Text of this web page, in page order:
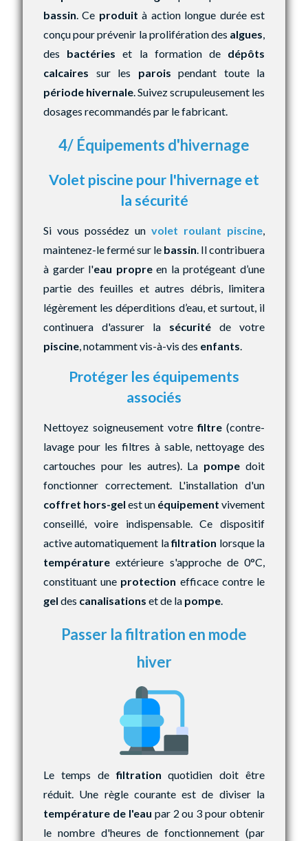
bassin . Ce produit à action longue durée est
conçu pour prévenir la prolifération des algues
des bactéries et la formation de dépôts
calcaires sur les parois pendant toute la
période hivernale . Suivez scrupuleusement les
dosages recommandés par le fabricant.
4/ Équipements d'hivernage
Volet piscine pour l'hivernage et
la sécurité
Si vous possédez un volet roulant piscine
maintenez-le fermé sur le bassin . Il contribuera
à garder l'eau propreen la protégeant d’une
partie des feuilles et autres débris, limitera
légèrement les déperditions d’eau, et surtout, il
continuera d'assurer la sécurité de votre
piscine , notamment vis-à-vis des enfants
Protéger les équipements
associés
Nettoyez soigneusement votrefiltre (contre-
lavage pour les filtres à sable, nettoyage des
cartouches pour les autres). La pompe doit
fonctionner correctement. L'installation d'un
coffret hors-gel est un équipement vivement
conseillé, voire indispensable. Ce dispositif
active automatiquement lafiltration lorsque la
température extérieure s'approche de 0°C,
constituant une protection efficace contre le
gel des canalisations et de la pompe
Passer la filtration en mode
hiver
Le temps defiltration quotidien doit être
réduit. Une règle courante est de diviser la
température de l'eau par 2 ou 3 pour obtenir
le nombre d'heures de fonctionnement (par